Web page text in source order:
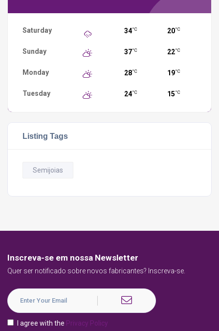
Saturday 34°C 20°C
Sunday 37°C 22°C
Monday 28°C 19°C
Tuesday 24°C 15 °C
Listing Tags
Semijoias
Inscreva-se em nossa Newsletter
Quer ser notificado sobre novos fabricantes? Inscreva-se.
I agree with the Privacy Policy